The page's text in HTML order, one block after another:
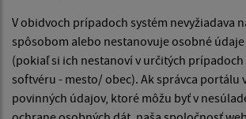
V obidvoch prípadoch systém nevyžiadava
spôsobom alebo nestanovuje osobné
(pokiaľ si ich nestanoví v určitých
softvéru - mesto/ obec). Ak správca portálu
povinných údajov, ktoré môžu byť v